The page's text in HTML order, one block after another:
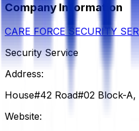
Company Information
CARE FORCE SECURITY
Security Service
Address:
House#42 Road#02 Block-
Website: